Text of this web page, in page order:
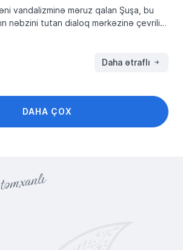
vandalizminə məruz qalan Şuşa, bu
nəbzini tutan dialoq mərkəzinə çevrilib.
Daha ətraflı
DAHA ÇOX